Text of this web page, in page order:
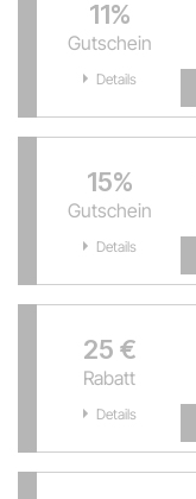
11%
Gutschein
Details
15%
Gutschein
Details
25 €
Rabatt
Details